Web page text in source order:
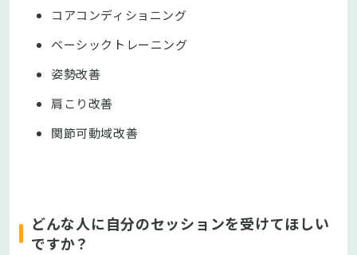
コアコンディショニング
ベーシックトレーニング
姿勢改善
肩こり改善
関節可動域改善
どんな人に自分のセッションを受けてほしい
ですか？